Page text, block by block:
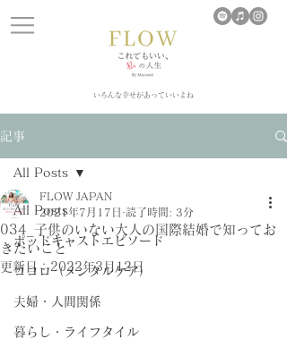
​いろんな幸せがあっていいよね
記事
All Posts
ポッドキャストエピソード
ココロ（メンタルケア）
夫婦・人間関係
暮らし・ライフタイル
All Posts
034_子供のいない大人の国際結婚で知ってお
きたいこと
FLOW JAPAN
2021年7月17日
読了時間: 3分
更新日：2022年3月12日